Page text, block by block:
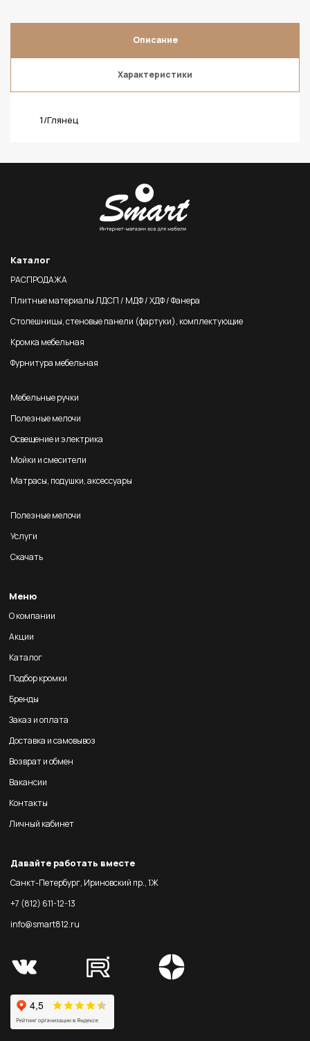
Описание
Характеристики
1/Глянец
Каталог
РАСПРОДАЖА
Плитные материалы ЛДСП / МДФ / ХДФ / Фанера
Столешницы, стеновые панели (фартуки), комплектующие
Кромка мебельная
Фурнитура мебельная
Мебельные ручки
Полезные мелочи
Освещение и электрика
Мойки и смесители
Матрасы, подушки, аксессуары
Полезные мелочи
Услуги
Скачать
Меню
О компании
Акции
Каталог
Подбор кромки
Бренды
Заказ и оплата
Доставка и самовывоз
Возврат и обмен
Вакансии
Контакты
Личный кабинет
Давайте работать вместе
Санкт-Петербург, Ириновский пр., 1Ж
+7 (812) 611-12-13
info@smart812.ru